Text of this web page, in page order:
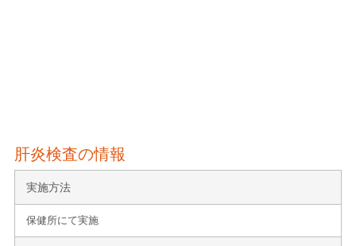
肝炎検査の情報
実施方法
保健所にて実施